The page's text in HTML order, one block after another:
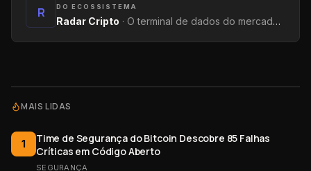
R DO ECOSSISTEMA
Radar Cripto · O terminal de dados do mercado: métricas on-chain, yields, captações e tendências.
MAIS LIDAS
1
Time de Segurança do Bitcoin Descobre 85 Falhas
Críticas em Código Aberto
SEGURANÇA